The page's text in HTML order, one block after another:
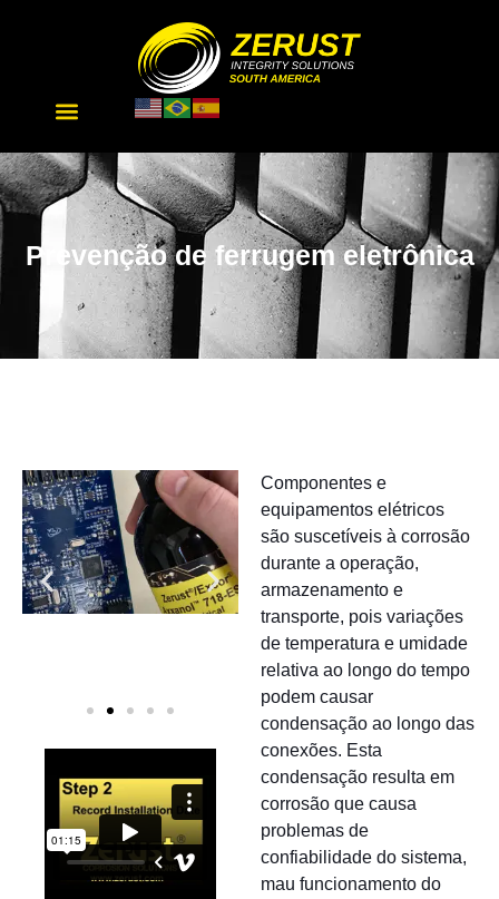
Prevenção de ferrugem eletrônica
Componentes e
equipamentos elétricos
são suscetíveis à corrosão
durante a operação,
armazenamento e
transporte, pois variações
de temperatura e umidade
relativa ao longo do tempo
podem causar
condensação ao longo das
conexões. Esta
condensação resulta em
corrosão que causa
problemas de
confiabilidade do sistema,
mau funcionamento do